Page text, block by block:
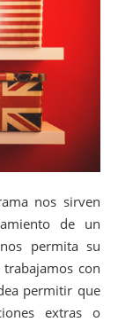
nos sirven
de un
permita su
con
permitir que
extras o